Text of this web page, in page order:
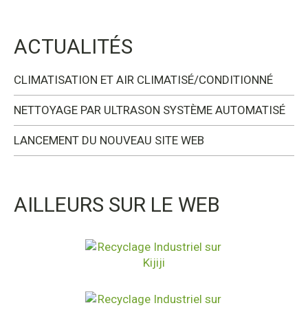
ACTUALITÉS
CLIMATISATION ET AIR CLIMATISÉ/CONDITIONNÉ
NETTOYAGE PAR ULTRASON SYSTÈME AUTOMATISÉ
LANCEMENT DU NOUVEAU SITE WEB
AILLEURS SUR LE WEB